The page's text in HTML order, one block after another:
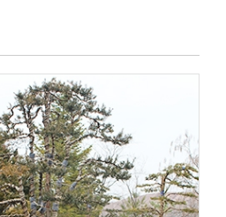
孑遗树种。在漫长的地质变迁中，它顽
记忆。每一棵红豆杉